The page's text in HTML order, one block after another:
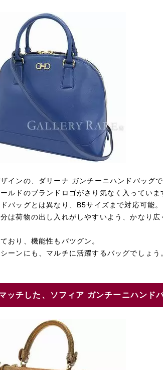
インの、ダリーナ ガンチーニハンドバッグで
ルドのブランドロゴがさり気なく入っていま
バッグとは異なり、B5サイズまで対応可能。
は荷物の出し入れがしやすいよう、かなり広
おり、機能性もバツグン。
ーンにも、マルチに活躍するバッグでしょう
ッチした、ソフィア ガンチーニハンド